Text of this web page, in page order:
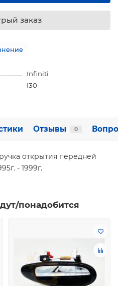
заказ
Infiniti
I30
Отзывы 0
открытия передней
- 1999г.
понадобится